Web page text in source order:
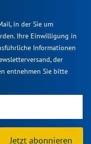
in der Sie um
Ihre Einwilligung in
Informationen
der
entnehmen Sie bitte
Jetzt abonnieren